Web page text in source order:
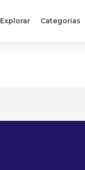
Explorar Categorias